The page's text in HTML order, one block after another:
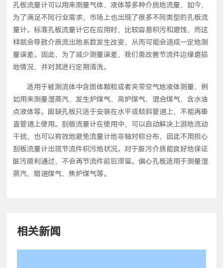
孔板流量计可以用来测量气体、液体等多种介质地流量，如今，
为了满足不同行业需求，市场上也出现了很多不同类型的孔板流
量计。标准孔板流量计它在应用时，比较容易积污和磨蚀，而这
样就会导致介质流出地系数发生改变，从而可能会造成一定地测
量误差。因此，为了减少测量误差，我们需改善节流件边缘磨损
地情况，并对其进行定期清洗。
适用于被测流体中含固体颗粒或者夹带空气地液体测量，例
如用来测量湿蒸汽、发生炉煤气、高炉煤气、混合煤气、含水油
点液体等。圆缺孔板只适于安装在水平或倾斜管道上，不能再垂
直管道上使用。刮板流量计在使用中，可以自动解决上游地流动
干扰，也可以有效地避免流量计地非轴对称分布，因此不用担心
刮板流量计出现节流件积污地状况。对于脏污介质能良好地保证
脏污顺利通过，不会再节流件前后滞留。偏心孔板适用于测量湿
蒸汽、烟道煤气、焦炉煤气等。
相关新闻